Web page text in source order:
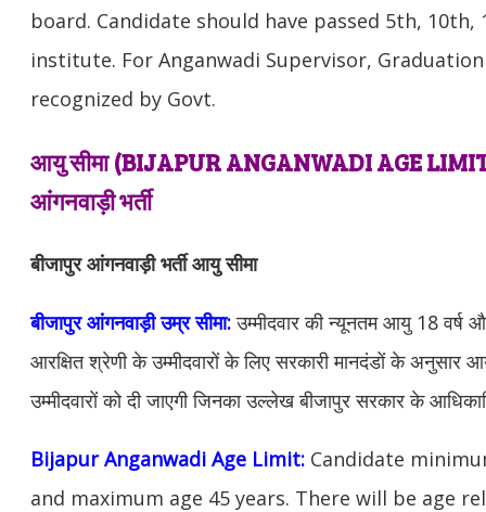
board. Candidate should have passed 5th,
institute. For Anganwadi Supervisor,
recognized by Govt.
आयु सीमा (BIJAPURANGANWADI AGE
आंगनवाड़ी भर्ती
बीजापुर आंगनवाड़ी भर्ती आयु सीमा
बीजापुर आंगनवाड़ी उम्र सीमा: उम्मीदवार की न्यूनतम आयु 18 वर्ष
आरक्षित श्रेणी के उम्मीदवारों के लिए सरकारी मानदंडों के
उम्मीदवारों को दी जाएगी जिनका उल्लेख बीजापुर सरकार के
Bijapur Anganwadi Age Limit: Candidate
and maximum age 45 years. There will be age